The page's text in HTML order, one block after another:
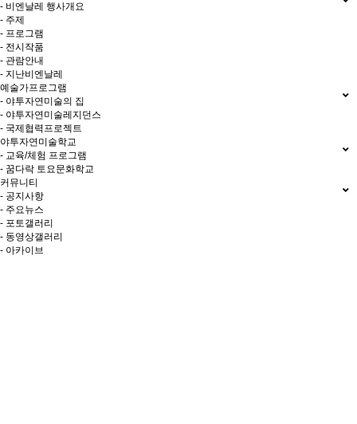
- 비엔날레 행사개요
- 주제
- 프로그램
- 전시작품
- 관람안내
- 지난비엔날레
예술가프로그램
- 야투자연미술의 집
- 야투자연미술레지던스
- 국제협력프로젝트
야투자연미술학교
- 교육/체험 프로그램
- 꿈다락 토요문화학교
커뮤니티
- 공지사항
- 주요뉴스
- 포토갤러리
- 동영상갤러리
- 아카이브